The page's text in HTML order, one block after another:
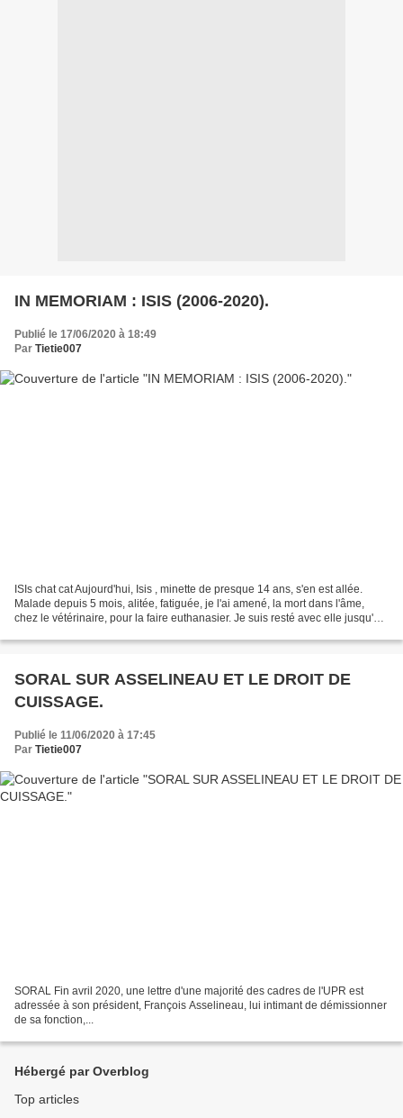
IN MEMORIAM : ISIS (2006-2020).
Publié le 17/06/2020 à 18:49
Par Tietie007
ISIs chat cat Aujourd'hui, Isis , minette de presque 14 ans, s'en est allée.
Malade depuis 5 mois, alitée, fatiguée, je l'ai amené, la mort dans l'âme,
chez le vétérinaire, pour la faire euthanasier. Je suis resté avec elle jusqu'à
SORAL SUR ASSELINEAU ET LE DROIT DE
CUISSAGE.
Publié le 11/06/2020 à 17:45
Par Tietie007
SORAL Fin avril 2020, une lettre d'une majorité des cadres de l'UPR est
adressée à son président, François Asselineau, lui intimant de démissionner
de sa fonction,...
Hébergé par Overblog
Top articles